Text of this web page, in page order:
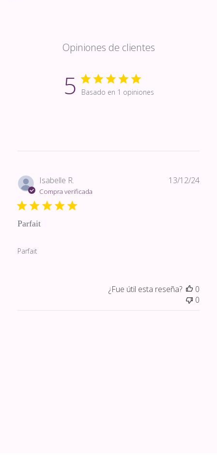
Opiniones de clientes
5 Basado en 1 opiniones
Isabelle R.
Compra verificada
Parfait
Parfait
13/12/24
¿Fue útil esta reseña?
0
0